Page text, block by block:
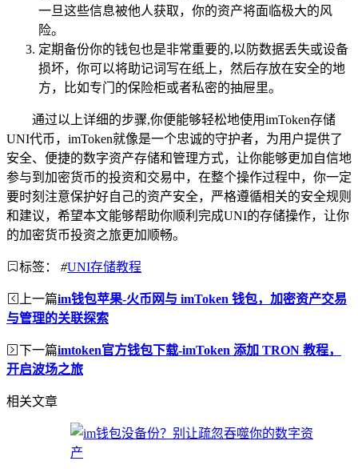
一旦这些信息被他人获取，你的资产将面临极大的风
险。
定期备份你的钱包也是非常重要的,以防数据丢失或设备
损坏，你可以将助记词写在纸上，然后存放在安全的地
方，比如专门的保险柜或者私密的抽屉里。
通过以上详细的步骤,你便能够轻松地使用imToken存储
UNI代币，imToken就像是一个忠诚的守护者，为用户提供了
安全、便捷的数字资产存储和管理方式，让你能够更加自信地
参与到加密货币的投资和交易中，在整个操作过程中，你一定
要时刻注意保护好自己的资产安全，严格遵循相关的安全规则
和建议，希望本文能够帮助你顺利完成UNI的存储操作，让你
的加密货币投资之旅更加顺畅。
标签： #UNI存储教程
上一篇im钱包苹果-火币网与 imToken 钱包，加密资产交易
与管理的关联探索
下一篇imtoken官方钱包下载-imToken 添加 TRON 教程，
开启波场之旅
相关文章